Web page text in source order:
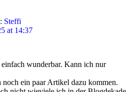
Steffi
at 14:37
wunderbar. Kann ich nur
noch ein paar Artikel dazu kommen.